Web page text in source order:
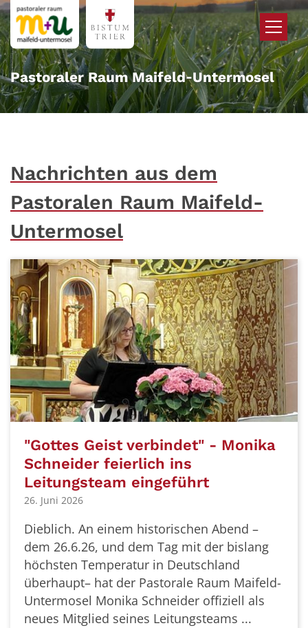
Zum Inhalt springen
Pastoraler Raum Maifeld‑Untermosel
Nachrichten aus dem
Pastoralen Raum Maifeld-
Untermosel
"Gottes Geist verbindet" - Monika
Schneider feierlich ins
Leitungsteam eingeführt
26. Juni 2026
Dieblich. An einem historischen Abend –
dem 26.6.26, und dem Tag mit der bislang
höchsten Temperatur in Deutschland
überhaupt– hat der Pastorale Raum Maifeld-
Untermosel Monika Schneider offiziell als
neues Mitglied seines Leitungsteams ...